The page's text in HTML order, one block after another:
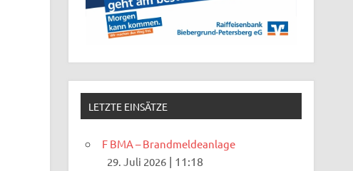
LETZTE EINSÄTZE
F BMA – Brandmeldeanlage
29. Juli 2026 | 11:18